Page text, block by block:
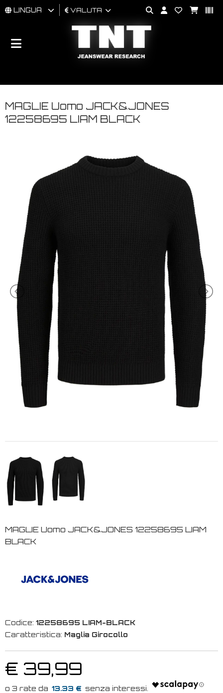
UOMO
BRAND
LINGUA VALUTA
MAGLIE Uomo JACK&JONES
12258695 LIAM BLACK
MAGLIE Uomo JACK&JONES 12258695 LIAM
BLACK
Codice: 12258695 LIAM-BLACK
Caratteristica: Maglia Girocollo
€ 39,99
13.33 €